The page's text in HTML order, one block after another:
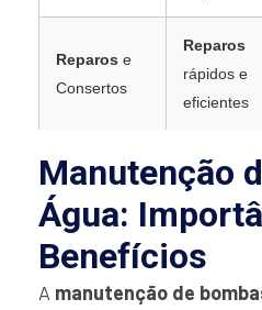
Reparos e
Consertos
Reparos
rápidos e
eficientes
Manutenção
Água:
Benefícios
A manutenção de